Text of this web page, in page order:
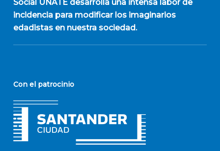
Social UNATE desarrolla una intensa labor de
incidencia para modificar los imaginarios
edadistas en nuestra sociedad.
Con el patrocinio